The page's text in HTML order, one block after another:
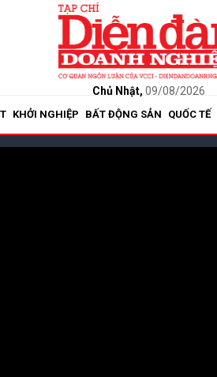
Chủ Nhật, 09/08/2026
KHỞI NGHIỆP BẤT ĐỘNG SẢN QUỐC TẾ